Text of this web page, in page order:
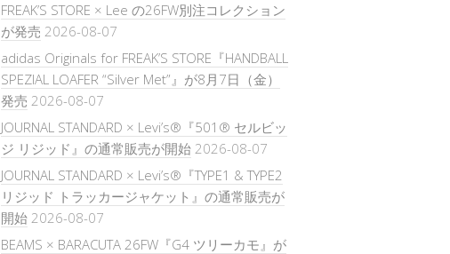
FREAK’S STORE × Lee の26FW別注コレクション
が発売 2026-08-07
adidas Originals for FREAK’S STORE『HANDBALL
SPEZIAL LOAFER “Silver Met”』が8月7日（金）
発売 2026-08-07
JOURNAL STANDARD × Levi’s®『501® セルビッ
ジ リジッド』の通常販売が開始 2026-08-07
JOURNAL STANDARD × Levi’s®『TYPE1 & TYPE2
リジッド トラッカージャケット』の通常販売が
開始 2026-08-07
BEAMS × BARACUTA 26FW『G4 ツリーカモ』が